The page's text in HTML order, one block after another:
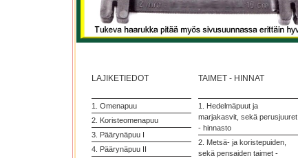
LAJIKETIEDOT
1. Omenapuu
2. Koristeomenapuu
3. Päärynäpuu I
4. Päärynäpuu II
TAIMET - HINNAT
1. Hedelmäpuut ja
marjakasvit, sekä perusjuuret
- hinnasto
2. Metsä- ja koristepuiden,
sekä pensaiden taimet -